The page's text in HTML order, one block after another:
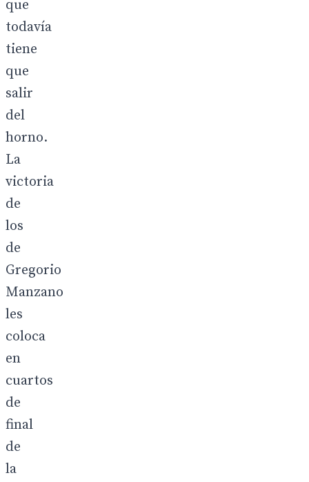
que
todavía
tiene
que
salir
del
horno.
La
victoria
de
los
de
Gregorio
Manzano
les
coloca
en
cuartos
de
final
de
la